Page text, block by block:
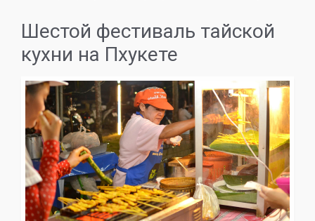
Шестой фестиваль тайской
кухни на Пхукете